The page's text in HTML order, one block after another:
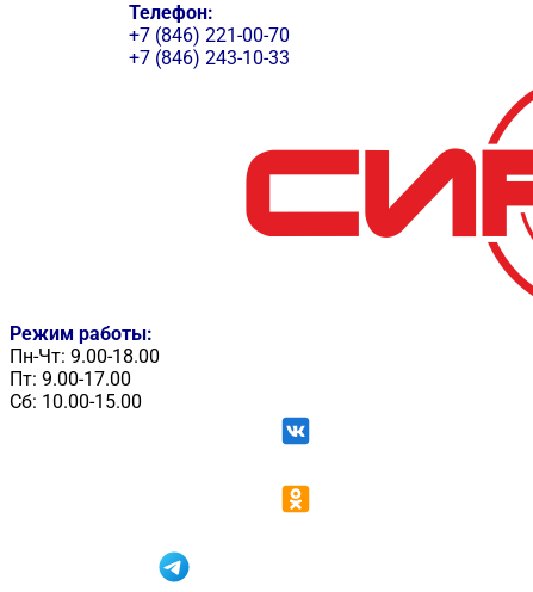
Телефон:
+7 (846) 221-00-70
+7 (846) 243-10-33
Режим работы:
Пн-Чт: 9.00-18.00
Пт: 9.00-17.00
Сб: 10.00-15.00